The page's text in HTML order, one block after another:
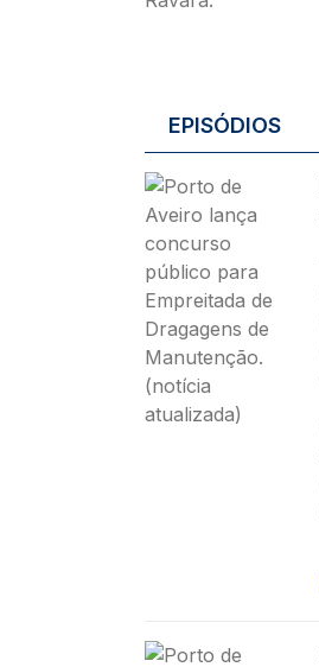
EPISÓDIOS
Imagem
Imagem